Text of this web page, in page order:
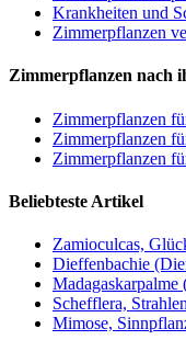
Krankheiten und
Zimmerpflanzen
Zimmerpflanzen nach
Zimmerpflanzen
Zimmerpflanzen
Zimmerpflanzen
Beliebteste Artikel
Zamioculcas,
Dieffenbachie
Madagaskarpalme
Schefflera,
Mimose,